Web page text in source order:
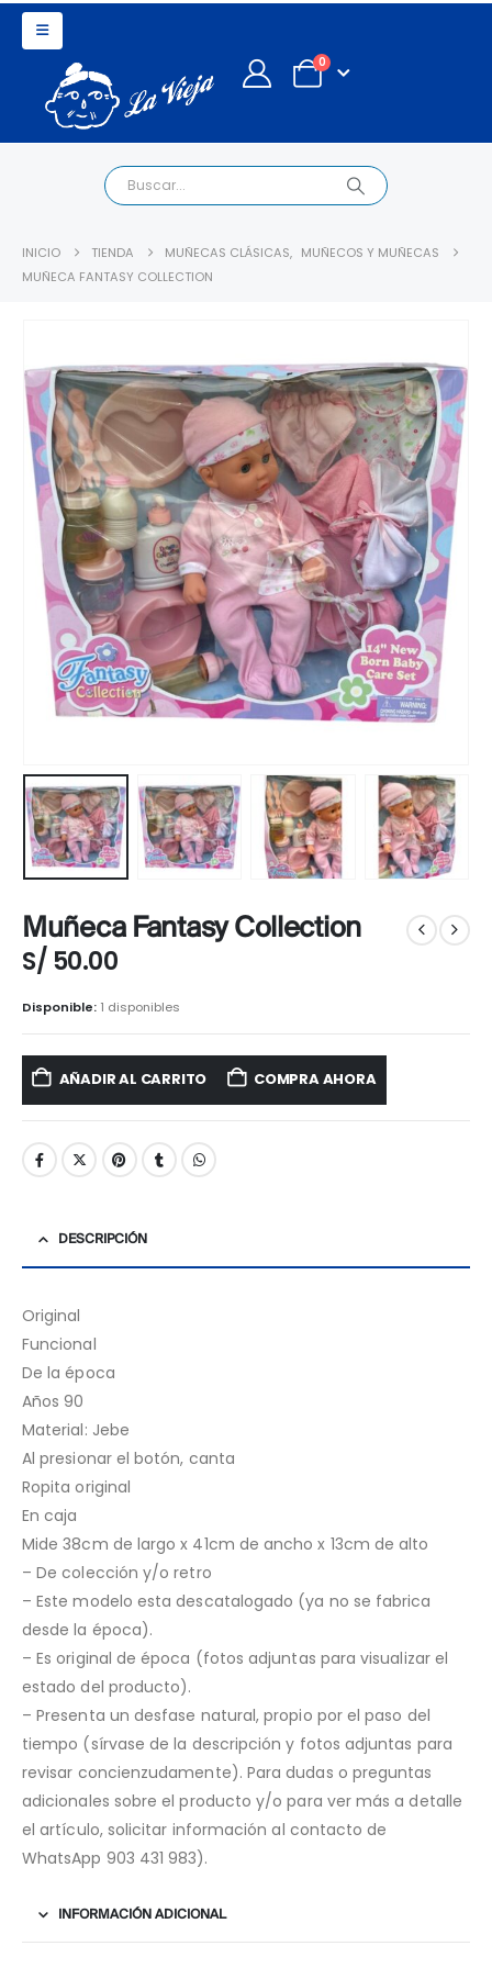
0
INICIO TIENDA MUÑECAS CLÁSICAS, MUÑECOS Y MUÑECAS
MUÑECA FANTASY COLLECTION
Muñeca Fantasy Collection
S/ 50.00
Disponible: 1 disponibles
AÑADIR AL CARRITO COMPRA AHORA
DESCRIPCIÓN
Original
Funcional
De la época
Años 90
Material: Jebe
Al presionar el botón, canta
Ropita original
En caja
Mide 38cm de largo x 41cm de ancho x 13cm de alto
– De colección y/o retro
– Este modelo esta descatalogado (ya no se fabrica
desde la época).
– Es original de época (fotos adjuntas para visualizar el
estado del producto).
– Presenta un desfase natural, propio por el paso del
tiempo (sírvase de la descripción y fotos adjuntas para
revisar concienzudamente). Para dudas o preguntas
adicionales sobre el producto y/o para ver más a detalle
el artículo, solicitar información al contacto de
WhatsApp 903 431 983).
INFORMACIÓN ADICIONAL